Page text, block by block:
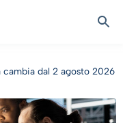
dal 2 agosto 2026